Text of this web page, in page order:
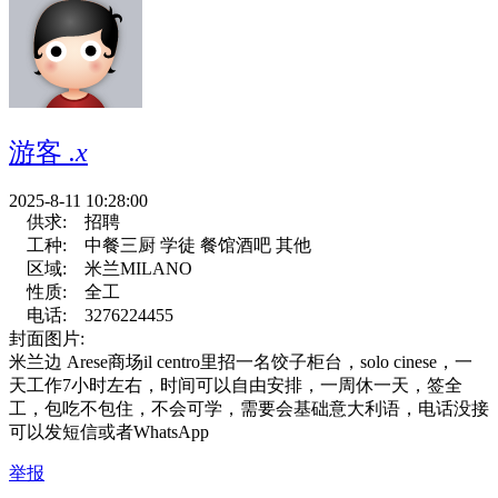
游客 .x
2025-8-11 10:28:00
供求:
招聘
工种:
中餐三厨 学徒 餐馆酒吧 其他
区域:
米兰MILANO
性质:
全工
电话:
3276224455
封面图片:
米兰边 Arese商场il centro里招一名饺子柜台，solo cinese，一
天工作7小时左右，时间可以自由安排，一周休一天，签全
工，包吃不包住，不会可学，需要会基础意大利语，电话没接
可以发短信或者WhatsApp
举报